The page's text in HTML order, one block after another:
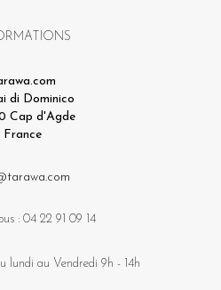
di Dominico
Cap d'Agde
France
: 04 22 91 09 14
lundi au Vendredi 9h - 14h